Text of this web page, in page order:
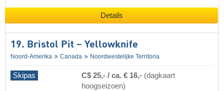
Details
19. Bristol Pit – Yellowknife
Noord-Amerika Canada Noordwestelijke Territoria
Skipas C$ 25,- / ca. € 16,- (dagkaart
hoogseizoen)